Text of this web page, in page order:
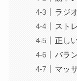
ラジ
スト
正し
バラ
マッ